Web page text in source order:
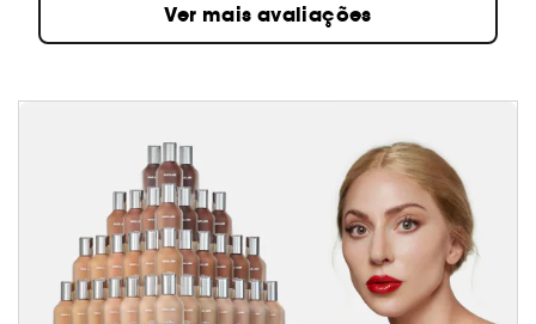
Ver mais avaliações